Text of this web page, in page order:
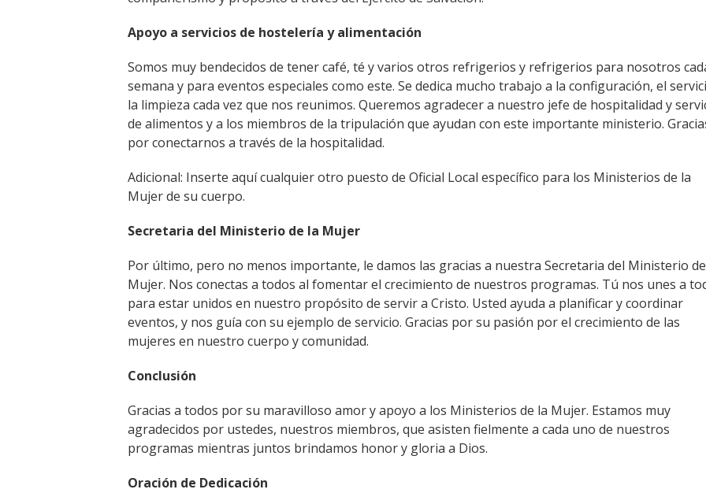
Apoyo a servicios de hostelería y alimentación
Somos muy bendecidos de tener café, té y varios otros refrigerios y refrigerios para nosotros
semana y para eventos especiales como este. Se dedica mucho trabajo a la configuración, el
la limpieza cada vez que nos reunimos. Queremos agradecer a nuestro jefe de hospitalidad y
de alimentos y a los miembros de la tripulación que ayudan con este importante ministerio.
por conectarnos a través de la hospitalidad.
Adicional: Inserte aquí cualquier otro puesto de Oficial Local específico para los Ministerios de la
Mujer de su cuerpo.
Secretaria del Ministerio de la Mujer
Por último, pero no menos importante, le damos las gracias a nuestra Secretaria del Ministerio
Mujer. Nos conectas a todos al fomentar el crecimiento de nuestros programas. Tú nos unes a
para estar unidos en nuestro propósito de servir a Cristo. Usted ayuda a planificar y coordinar
eventos, y nos guía con su ejemplo de servicio. Gracias por su pasión por el crecimiento de las
mujeres en nuestro cuerpo y comunidad.
Conclusión
Gracias a todos por su maravilloso amor y apoyo a los Ministerios de la Mujer. Estamos muy
agradecidos por ustedes, nuestros miembros, que asisten fielmente a cada uno de nuestros
programas mientras juntos brindamos honor y gloria a Dios.
Oración de Dedicación